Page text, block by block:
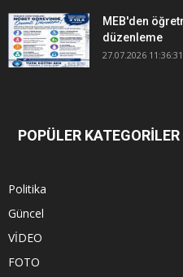
MEB'den
düzenleme
27.07.2026 11:36:31
POPÜLER KATEGORİLER
Politika
Güncel
VİDEO
FOTO